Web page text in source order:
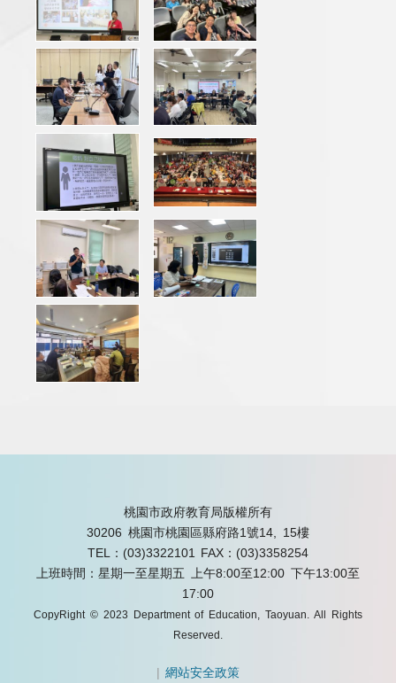
桃園市政府教育局版權所有
30206 桃園市桃園區縣府路1號14, 15樓
TEL：(03)3322101 FAX：(03)3358254
上班時間：星期一至星期五 上午8:00至12:00 下午13:00至
17:00
CopyRight © 2023 Department of Education, Taoyuan. All Rights
Reserved.
|網站安全政策